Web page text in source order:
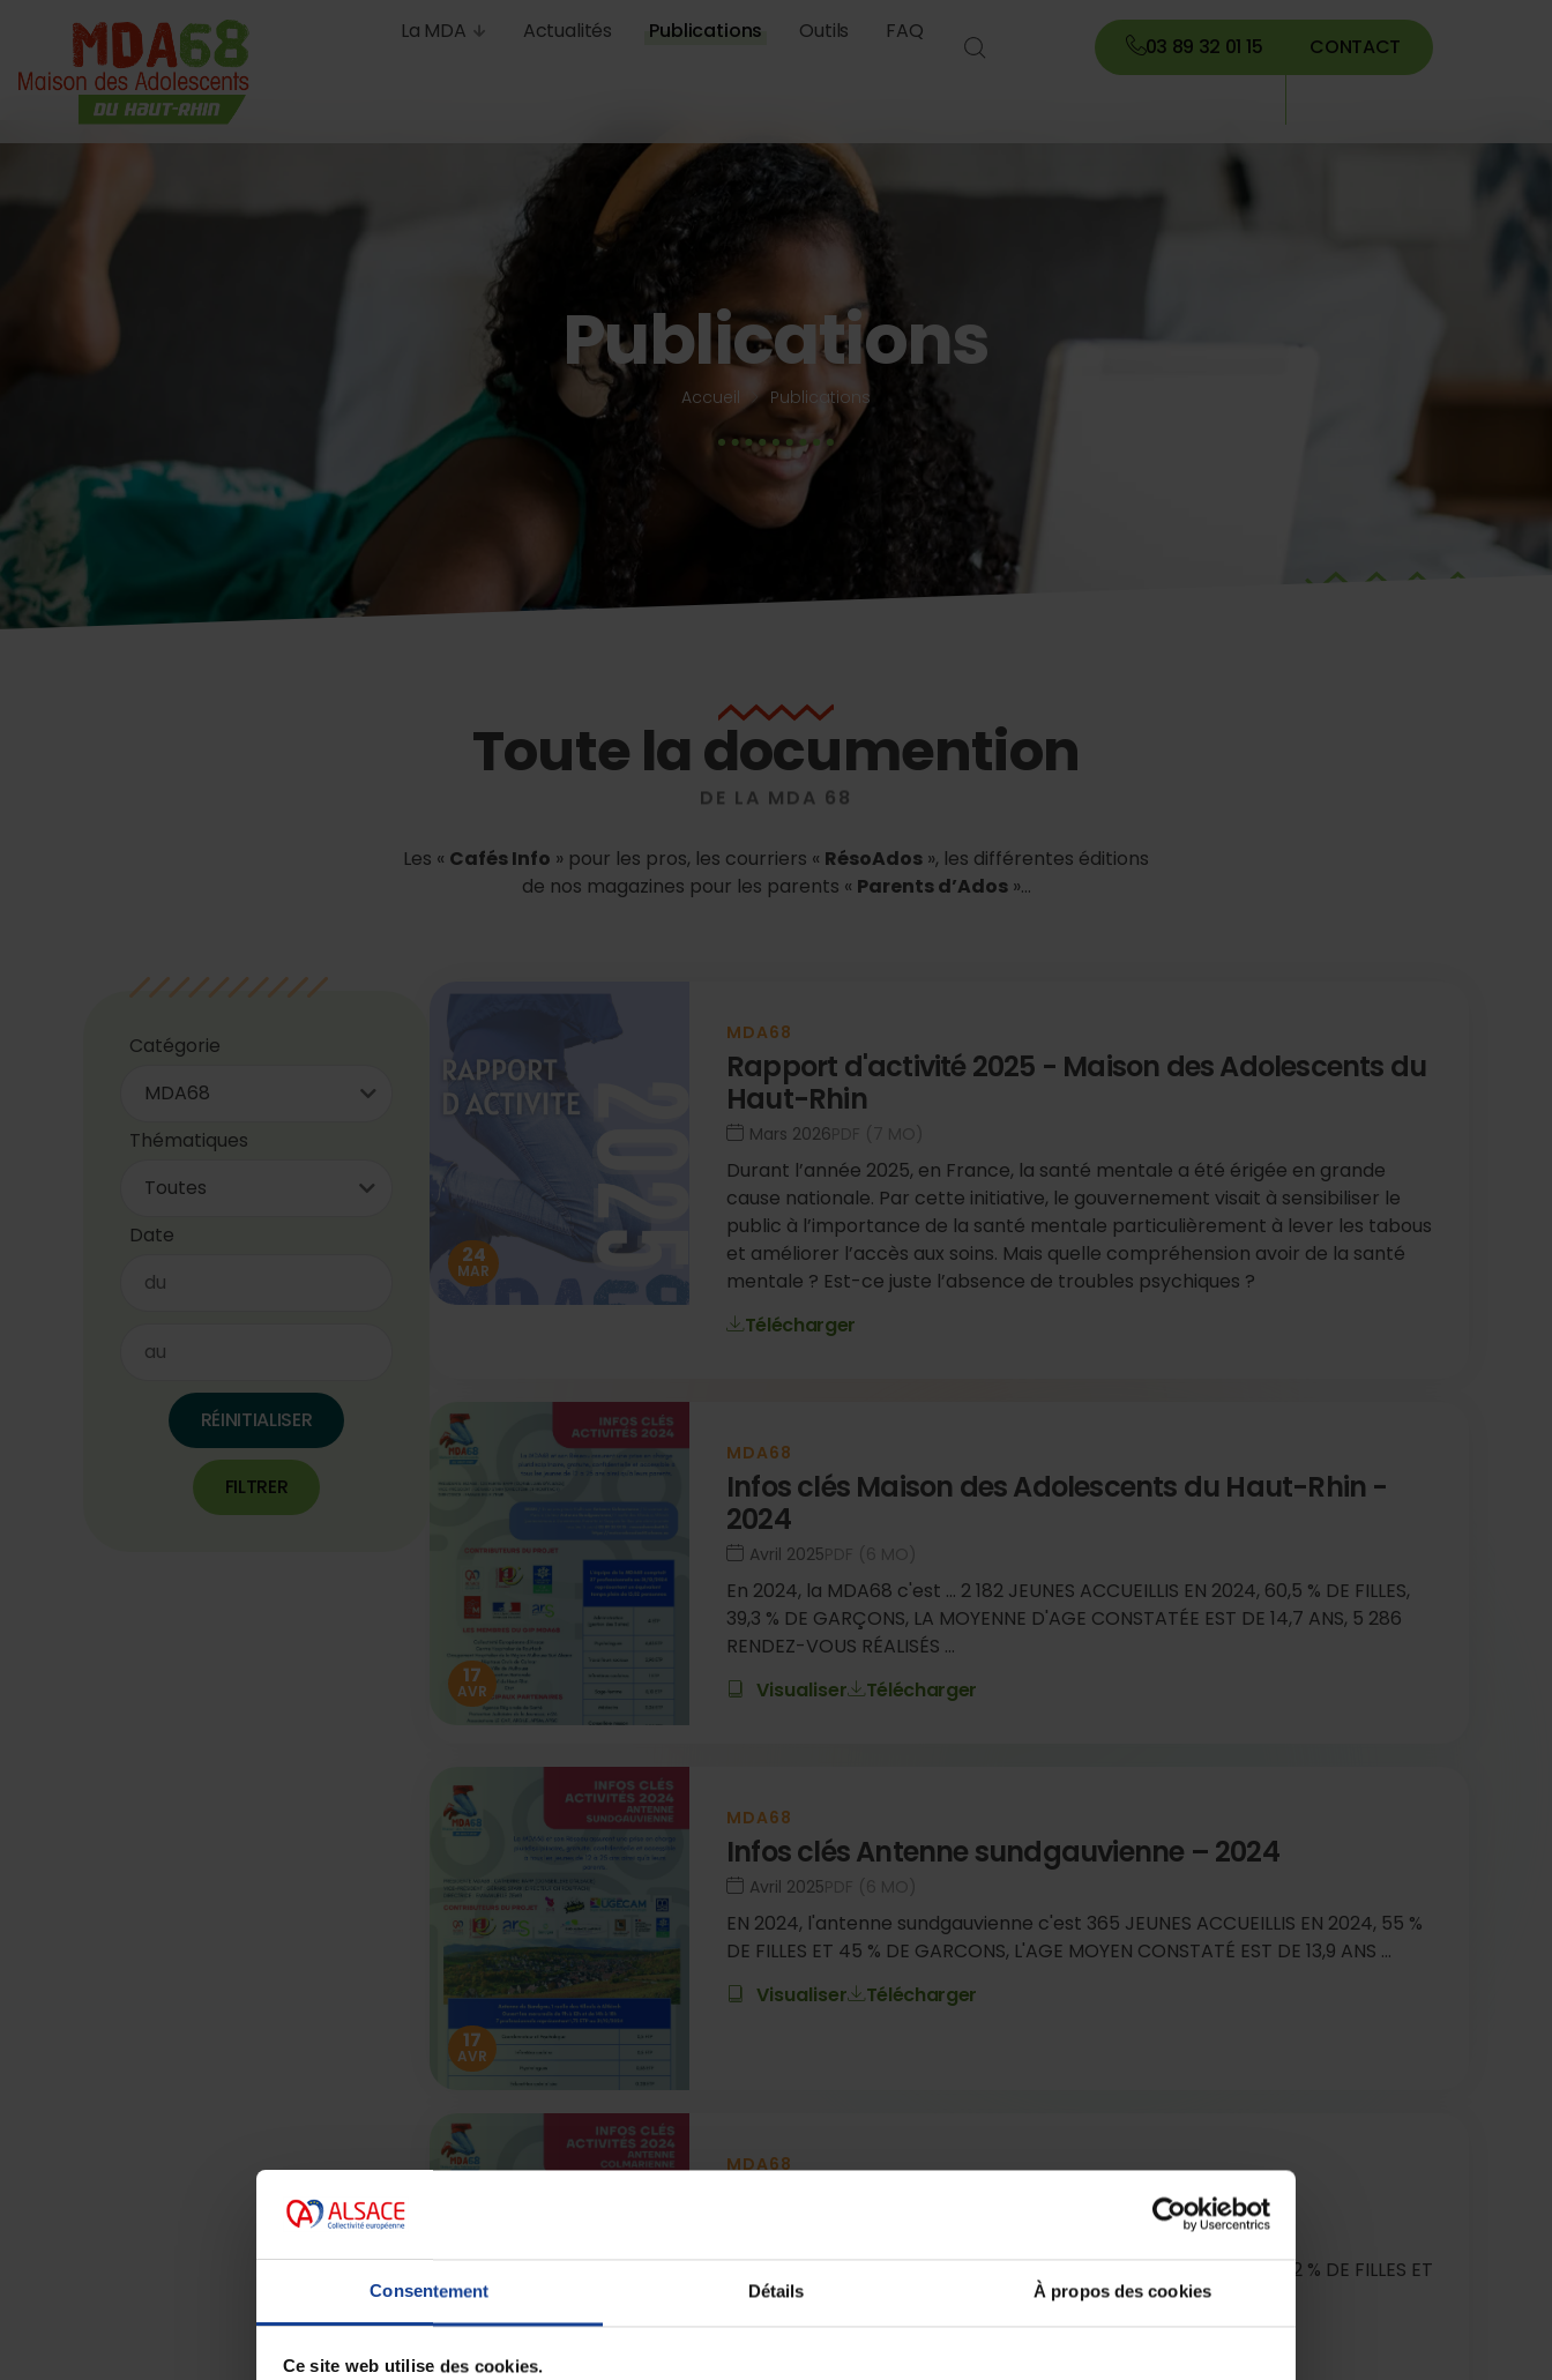
Consentement Détails À propos des cookies
Ce site web utilise des cookies.
La MDA Actualités Publications Outils FAQ
03 89 32 01 15 CONTACT
Publications
Accueil Publications
Toute la documention
DE LA MDA 68
Les « Cafés Info » pour les pros, les courriers « RésoAdos », les différentes éditions
de nos magazines pour les parents « Parents d’Ados»…
Catégorie
Thématiques
Toutes
Date
RÉINITIALISER
FILTRER
24
MAR
MDA68
Rapport d'activité 2025 - Maison des Adolescents du
Haut-Rhin
mars 2026
Durant l’année 2025, en France, la santé mentale a été érigée en grande
cause nationale. Par cette initiative, le gouvernement visait à sensibiliser le
public à l’importance de la santé mentale particulièrement à lever les tabous
et améliorer l’accès aux soins. Mais quelle compréhension avoir de la santé
mentale ? Est-ce juste l’absence de troubles psychiques ?
Télécharger
17
AVR
MDA68
Infos clés Maison des Adolescents du Haut-Rhin -
2024
avril 2025
En 2024, la MDA68 c'est ... 2 182 JEUNES ACCUEILLIS EN 2024, 60,5 % DE FILLES,
39,3 % DE GARÇONS, LA MOYENNE D'AGE CONSTATÉE EST DE 14,7 ANS, 5 286
RENDEZ-VOUS RÉALISÉS ...
Visualiser
Télécharger
17
AVR
MDA68
Infos clés Antenne sundgauvienne – 2024
avril 2025
EN 2024, l'antenne sundgauvienne c'est 365 JEUNES ACCUEILLIS EN 2024, 55 %
DE FILLES ET 45 % DE GARCONS, L'AGE MOYEN CONSTATÉ EST DE 13,9 ANS ...
Visualiser
Télécharger
MDA68
Infos clés antenne colmarienne - 2024
En 2024, l'antenne colmarienne c'est 230 JEUNES ACCUEILLIS, 62 % DE FILLES ET
38 % DE GARCONS, L'AGE MOYEN CONSTATÉ EST DE 14,5 ANS